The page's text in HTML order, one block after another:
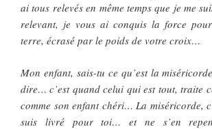
ai tous relevés en même temps que je me
relevant, je vous ai conquis la force
terre, écrasé par le poids de votre croix…
Mon enfant, sais-tu ce qu’est la
dire… c’est quand celui qui est tout, traite
comme son enfant chéri… La miséricorde,
suis livré pour toi… et ne s’en